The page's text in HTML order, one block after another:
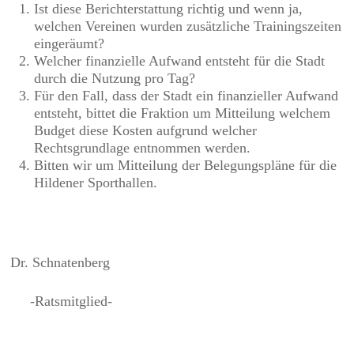
Ist diese Berichterstattung richtig und wenn ja,
welchen Vereinen wurden zusätzliche Trainingszeiten
eingeräumt?
Welcher finanzielle Aufwand entsteht für die Stadt
durch die Nutzung pro Tag?
Für den Fall, dass der Stadt ein finanzieller Aufwand
entsteht, bittet die Fraktion um Mitteilung welchem
Budget diese Kosten aufgrund welcher
Rechtsgrundlage entnommen werden.
Bitten wir um Mitteilung der Belegungspläne für die
Hildener Sporthallen.
Dr. Schnatenberg
-Ratsmitglied-